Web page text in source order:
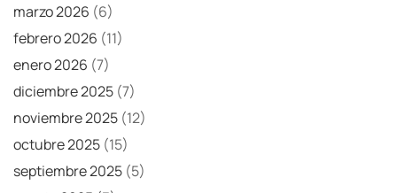
marzo 2026 (6)
febrero 2026 (11)
enero 2026 (7)
diciembre 2025 (7)
noviembre 2025 (12)
octubre 2025 (15)
septiembre 2025 (5)